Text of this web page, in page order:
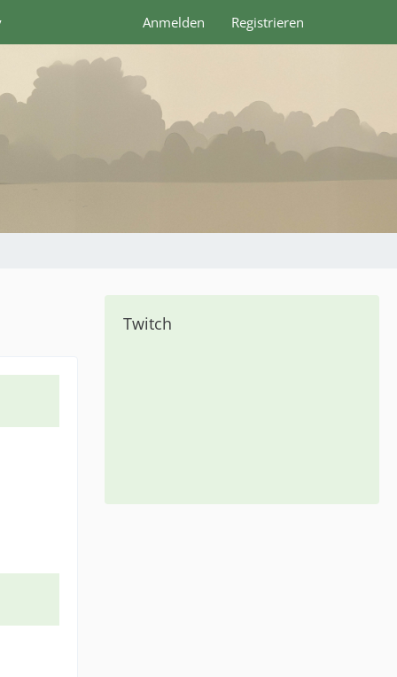
Anmelden Registrieren
Twitch